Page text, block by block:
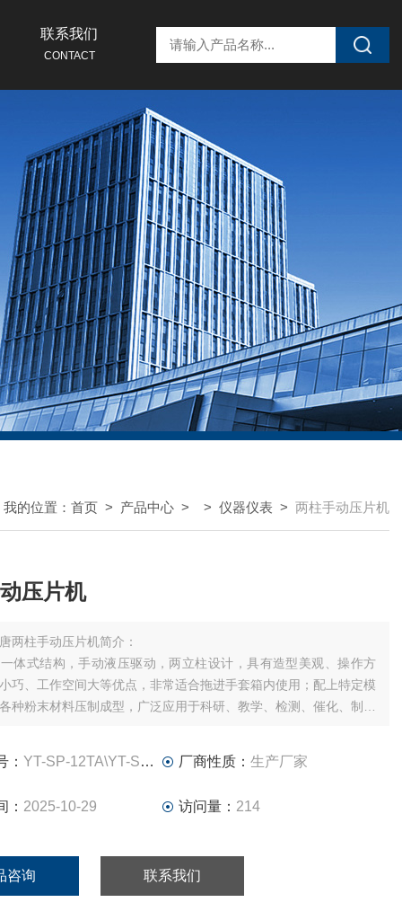
联系我们
CONTACT
我的位置： 首页 > 产品中心 > > 仪器仪表 > 两柱手动压片机
压片机
两柱手动压片机简介：
体式结构，手动液压驱动，两立柱设计，具有造型美观、操作方
巧、工作空间大等优点，非常适合拖进手套箱内使用；配上特定模
种粉末材料压制成型，广泛应用于科研、教学、检测、催化、制药
： YT-SP-12TA\YT-SP-30TB 厂商性质： 生产厂家
： 2025-10-29 访问量： 214
咨询 联系我们